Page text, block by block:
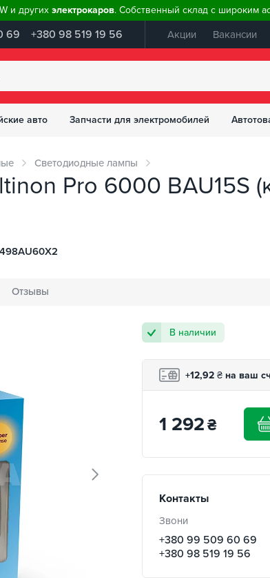
и других электрокаров. Собственный склад с широким
69 +380 98 519 19 56 Акции Вакансии
авто Запчасти для электромобилей
Светодиодные лампы
Pro 6000 BAU15S
Отзывы
В наличии
+12,92 ₴ на ваш
1 292₴
Контакты
Звони
+380 99 509 60 69
+380 98 519 19 56